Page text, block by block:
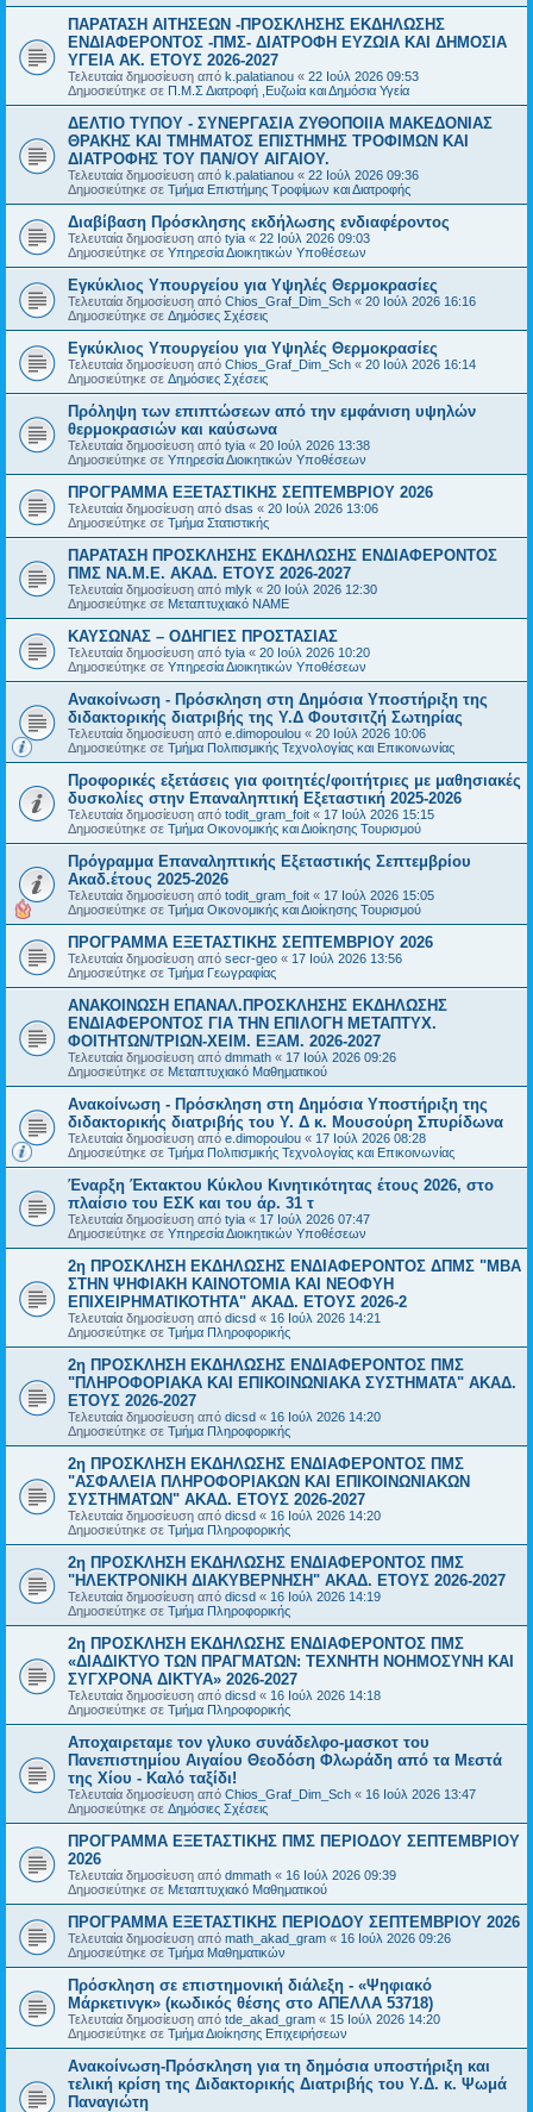
ΠΑΡΑΤΑΣΗ ΑΙΤΗΣΕΩΝ -ΠΡΟΣΚΛΗΣΗΣ ΕΚΔΗΛΩΣΗΣ
ΕΝΔΙΑΦΕΡΟΝΤΟΣ -ΠΜΣ- ΔΙΑΤΡΟΦΗ ΕΥΖΩΙΑ ΚΑΙ ΔΗΜΟΣΙΑ
ΥΓΕΙΑ AK. ETOYΣ 2026-2027
Τελευταία δημοσίευση από k.palatianou « 22 Ιούλ 2026 09:53
Δημοσιεύτηκε σε Π.Μ.Σ Διατροφή ,Ευζωία και Δημόσια Υγεία
ΔΕΛΤΙΟ ΤΥΠΟΥ - ΣΥΝΕΡΓΑΣΙΑ ΖΥΘΟΠΟΙΙΑ ΜΑΚΕΔΟΝΙΑΣ
ΘΡΑΚΗΣ ΚΑΙ ΤΜΗΜΑΤΟΣ ΕΠΙΣΤΗΜΗΣ ΤΡΟΦΙΜΩΝ ΚΑΙ
ΔΙΑΤΡΟΦΗΣ ΤΟΥ ΠΑΝ/ΟΥ ΑΙΓΑΙΟΥ.
Τελευταία δημοσίευση από k.palatianou « 22 Ιούλ 2026 09:36
Δημοσιεύτηκε σε Τμήμα Επιστήμης Τροφίμων και Διατροφής
Διαβίβαση Πρόσκλησης εκδήλωσης ενδιαφέροντος
Τελευταία δημοσίευση από tyia « 22 Ιούλ 2026 09:03
Δημοσιεύτηκε σε Υπηρεσία Διοικητικών Υποθέσεων
Εγκύκλιος Υπουργείου για Υψηλές Θερμοκρασίες
Τελευταία δημοσίευση από Chios_Graf_Dim_Sch « 20 Ιούλ 2026 16:16
Δημοσιεύτηκε σε Δημόσιες Σχέσεις
Εγκύκλιος Υπουργείου για Υψηλές Θερμοκρασίες
Τελευταία δημοσίευση από Chios_Graf_Dim_Sch « 20 Ιούλ 2026 16:14
Δημοσιεύτηκε σε Δημόσιες Σχέσεις
Πρόληψη των επιπτώσεων από την εμφάνιση υψηλών
θερμοκρασιών και καύσωνα
Τελευταία δημοσίευση από tyia « 20 Ιούλ 2026 13:38
Δημοσιεύτηκε σε Υπηρεσία Διοικητικών Υποθέσεων
ΠΡΟΓΡΑΜΜΑ ΕΞΕΤΑΣΤΙΚΗΣ ΣΕΠΤΕΜΒΡΙΟΥ 2026
Τελευταία δημοσίευση από dsas « 20 Ιούλ 2026 13:06
Δημοσιεύτηκε σε Τμήμα Στατιστικής
ΠΑΡΑΤΑΣΗ ΠΡΟΣΚΛΗΣΗΣ ΕΚΔΗΛΩΣΗΣ ΕΝΔΙΑΦΕΡΟΝΤΟΣ
ΠΜΣ ΝΑ.Μ.Ε. ΑΚΑΔ. ΕΤΟΥΣ 2026-2027
Τελευταία δημοσίευση από mlyk « 20 Ιούλ 2026 12:30
Δημοσιεύτηκε σε Μεταπτυχιακό ΝΑΜΕ
ΚΑΥΣΩΝΑΣ – ΟΔΗΓΙΕΣ ΠΡΟΣΤΑΣΙΑΣ
Τελευταία δημοσίευση από tyia « 20 Ιούλ 2026 10:20
Δημοσιεύτηκε σε Υπηρεσία Διοικητικών Υποθέσεων
Ανακοίνωση - Πρόσκληση στη Δημόσια Υποστήριξη της
διδακτορικής διατριβής της Υ.Δ Φουτσιτζή Σωτηρίας
Τελευταία δημοσίευση από e.dimopoulou « 20 Ιούλ 2026 10:06
Δημοσιεύτηκε σε Τμήμα Πολιτισμικής Τεχνολογίας και Επικοινωνίας
Προφορικές εξετάσεις για φοιτητές/φοιτήτριες με μαθησιακές
δυσκολίες στην Επαναληπτική Εξεταστική 2025-2026
Τελευταία δημοσίευση από todit_gram_foit « 17 Ιούλ 2026 15:15
Δημοσιεύτηκε σε Τμήμα Οικονομικής και Διοίκησης Τουρισμού
Πρόγραμμα Επαναληπτικής Εξεταστικής Σεπτεμβρίου
Ακαδ.έτους 2025-2026
Τελευταία δημοσίευση από todit_gram_foit « 17 Ιούλ 2026 15:05
Δημοσιεύτηκε σε Τμήμα Οικονομικής και Διοίκησης Τουρισμού
ΠΡΟΓΡΑΜΜΑ ΕΞΕΤΑΣΤΙΚΗΣ ΣΕΠΤΕΜΒΡΙΟΥ 2026
Τελευταία δημοσίευση από secr-geo « 17 Ιούλ 2026 13:56
Δημοσιεύτηκε σε Τμήμα Γεωγραφίας
ΑΝΑΚΟΙΝΩΣΗ ΕΠΑΝΑΛ.ΠΡΟΣΚΛΗΣΗΣ ΕΚΔΗΛΩΣΗΣ
ΕΝΔΙΑΦΕΡΟΝΤΟΣ ΓΙΑ ΤΗΝ ΕΠΙΛΟΓΗ ΜΕΤΑΠΤΥΧ.
ΦΟΙΤΗΤΩΝ/ΤΡΙΩΝ-ΧΕΙΜ. ΕΞΑΜ. 2026-2027
Τελευταία δημοσίευση από dmmath « 17 Ιούλ 2026 09:26
Δημοσιεύτηκε σε Μεταπτυχιακό Μαθηματικού
Ανακοίνωση - Πρόσκληση στη Δημόσια Υποστήριξη της
διδακτορικής διατριβής του Υ. Δ κ. Μουσούρη Σπυρίδωνα
Τελευταία δημοσίευση από e.dimopoulou « 17 Ιούλ 2026 08:28
Δημοσιεύτηκε σε Τμήμα Πολιτισμικής Τεχνολογίας και Επικοινωνίας
Έναρξη Έκτακτου Κύκλου Κινητικότητας έτους 2026, στο
πλαίσιο του ΕΣΚ και του άρ. 31 τ
Τελευταία δημοσίευση από tyia « 17 Ιούλ 2026 07:47
Δημοσιεύτηκε σε Υπηρεσία Διοικητικών Υποθέσεων
2η ΠΡΟΣΚΛΗΣΗ ΕΚΔΗΛΩΣΗΣ ΕΝΔΙΑΦΕΡΟΝΤΟΣ ΔΠΜΣ "ΜΒΑ
ΣΤΗΝ ΨΗΦΙΑΚΗ ΚΑΙΝΟΤΟΜΙΑ ΚΑΙ ΝΕΟΦΥΗ
ΕΠΙΧΕΙΡΗΜΑΤΙΚΟΤΗΤΑ" ΑΚΑΔ. ΕΤΟΥΣ 2026-2
Τελευταία δημοσίευση από dicsd « 16 Ιούλ 2026 14:21
Δημοσιεύτηκε σε Τμήμα Πληροφορικής
2η ΠΡΟΣΚΛΗΣΗ ΕΚΔΗΛΩΣΗΣ ΕΝΔΙΑΦΕΡΟΝΤΟΣ ΠΜΣ
"ΠΛΗΡΟΦΟΡΙΑΚΑ ΚΑΙ ΕΠΙΚΟΙΝΩΝΙΑΚΑ ΣΥΣΤΗΜΑΤΑ" ΑΚΑΔ.
ΕΤΟΥΣ 2026-2027
Τελευταία δημοσίευση από dicsd « 16 Ιούλ 2026 14:20
Δημοσιεύτηκε σε Τμήμα Πληροφορικής
2η ΠΡΟΣΚΛΗΣΗ ΕΚΔΗΛΩΣΗΣ ΕΝΔΙΑΦΕΡΟΝΤΟΣ ΠΜΣ
"ΑΣΦΑΛΕΙΑ ΠΛΗΡΟΦΟΡΙΑΚΩΝ ΚΑΙ ΕΠΙΚΟΙΝΩΝΙΑΚΩΝ
ΣΥΣΤΗΜΑΤΩΝ" ΑΚΑΔ. ΕΤΟΥΣ 2026-2027
Τελευταία δημοσίευση από dicsd « 16 Ιούλ 2026 14:20
Δημοσιεύτηκε σε Τμήμα Πληροφορικής
2η ΠΡΟΣΚΛΗΣΗ ΕΚΔΗΛΩΣΗΣ ΕΝΔΙΑΦΕΡΟΝΤΟΣ ΠΜΣ
"ΗΛΕΚΤΡΟΝΙΚΗ ΔΙΑΚΥΒΕΡΝΗΣΗ" ΑΚΑΔ. ΕΤΟΥΣ 2026-2027
Τελευταία δημοσίευση από dicsd « 16 Ιούλ 2026 14:19
Δημοσιεύτηκε σε Τμήμα Πληροφορικής
2η ΠΡΟΣΚΛΗΣΗ ΕΚΔΗΛΩΣΗΣ ΕΝΔΙΑΦΕΡΟΝΤΟΣ ΠΜΣ
«ΔΙΑΔΙΚΤΥΟ ΤΩΝ ΠΡΑΓΜΑΤΩΝ: ΤΕΧΝΗΤΗ ΝΟΗΜΟΣΥΝΗ ΚΑΙ
ΣΥΓΧΡΟΝΑ ΔΙΚΤΥΑ» 2026-2027
Τελευταία δημοσίευση από dicsd « 16 Ιούλ 2026 14:18
Δημοσιεύτηκε σε Τμήμα Πληροφορικής
Αποχαιρεταμε τον γλυκο συνάδελφο-μασκοτ του
Πανεπιστημίου Αιγαίου Θεοδόση Φλωράδη από τα Μεστά
της Χίου - Καλό ταξίδι!
Τελευταία δημοσίευση από Chios_Graf_Dim_Sch « 16 Ιούλ 2026 13:47
Δημοσιεύτηκε σε Δημόσιες Σχέσεις
ΠΡΟΓΡΑΜΜΑ ΕΞΕΤΑΣΤΙΚΗΣ ΠΜΣ ΠΕΡΙΟΔΟΥ ΣΕΠΤΕΜΒΡΙΟΥ
2026
Τελευταία δημοσίευση από dmmath « 16 Ιούλ 2026 09:39
Δημοσιεύτηκε σε Μεταπτυχιακό Μαθηματικού
ΠΡΟΓΡΑΜΜΑ ΕΞΕΤΑΣΤΙΚΗΣ ΠΕΡΙΟΔΟΥ ΣΕΠΤΕΜΒΡΙΟΥ 2026
Τελευταία δημοσίευση από math_akad_gram « 16 Ιούλ 2026 09:26
Δημοσιεύτηκε σε Τμήμα Μαθηματικών
Πρόσκληση σε επιστημονική διάλεξη - «Ψηφιακό
Μάρκετινγκ» (κωδικός θέσης στο ΑΠΕΛΛΑ 53718)
Τελευταία δημοσίευση από tde_akad_gram « 15 Ιούλ 2026 14:20
Δημοσιεύτηκε σε Τμήμα Διοίκησης Επιχειρήσεων
Ανακοίνωση-Πρόσκληση για τη δημόσια υποστήριξη και
τελική κρίση της Διδακτορικής Διατριβής του Υ.Δ. κ. Ψωμά
Παναγιώτη